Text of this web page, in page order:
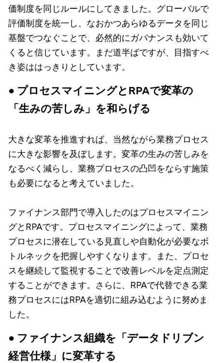
価制度を同じルールにしてきました。グローバルで
評価制度を統一し、なおかつあらゆるデータを同じ
基盤でつなぐことで、必然的にガバナンスも効いて
くると信じています。まだ道半ばですが、目指すべ
き姿ははっきりとしています。
● プロセスマイニングとRPAで変革の
「生みの苦しみ」を和らげる
大きな変革を推進すれば、当然ながら業務プロセス
に大きな影響を及ぼします。変革の生みの苦しみを
なるべく減らし、業務プロセスの凸凹をならす施策
も必要になると考えていました。
ファイナンス部門で導入したのはプロセスマイニン
グとRPAです。プロセスマイニングによって、業務
プロセスに潜在している見直しや自動化が必要なボ
トルネックを把握しやすくなります。また、プロセ
スを継続して監視することで改善レベルを定点測定
することができます。さらに、RPAで代替できる業
務プロセスにはRPAを適切に組み込むように努めま
した。
● ファイナンス組織を「データドリブン
経営仕様」に変革する